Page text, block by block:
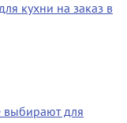
кухни на заказ в
для